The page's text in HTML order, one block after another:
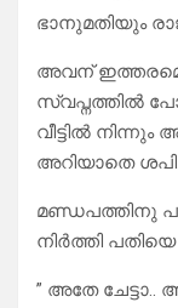
ഭാനുമതിയും
അവന്
സ്വപ്നത്തിൽ
വീട്ടിൽ
അറിയാതെ
മണ്ഡപത്തിനു
നിർത്തി
” അതേ ചേട്ടാ..